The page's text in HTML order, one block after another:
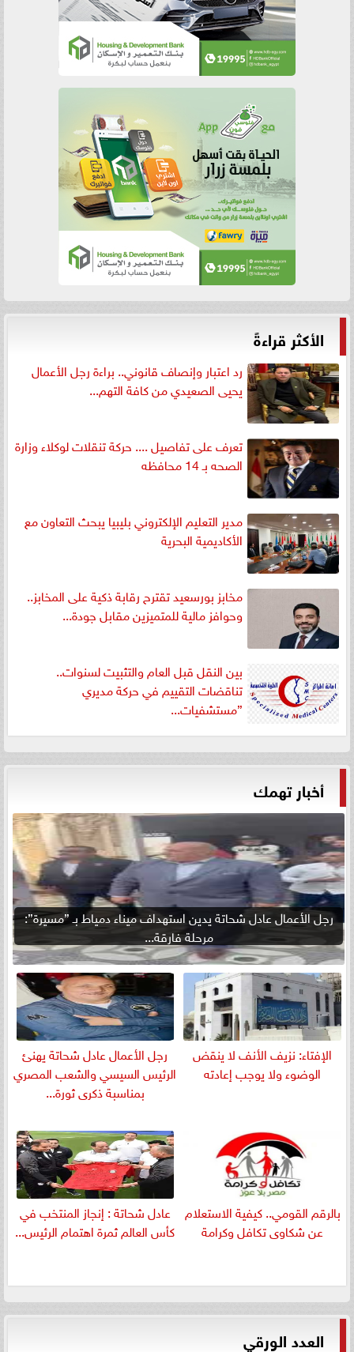
الأكثر قراءةً
رد اعتبار وإنصاف قانوني.. براءة رجل الأعمال
يحيى الصعيدي من كافة التهم...
تعرف على تفاصيل .... حركة تنقلات لوكلاء وزارة
الصحه بـ 14 محافظه
مدير التعليم الإلكتروني بليبيا يبحث التعاون مع
الأكاديمية البحرية
مخابز بورسعيد تقترح رقابة ذكية على المخابز..
وحوافز مالية للمتميزين مقابل جودة...
بين النقل قبل العام والتثبيت لسنوات..
تناقضات التقييم في حركة مديري
”مستشفيات...
أخبار تهمك
رجل الأعمال عادل شحاتة يدين استهداف ميناء دمياط بـ ”مسيرة”:
مرحلة فارقة...
الإفتاء: نزيف الأنف لا ينقض
الوضوء ولا يوجب إعادته
رجل الأعمال عادل شحاتة يهنئ
الرئيس السيسي والشعب المصري
بمناسبة ذكرى ثورة...
بالرقم القومي.. كيفية الاستعلام
عن شكاوى تكافل وكرامة
عادل شحاتة : إنجاز المنتخب في
كأس العالم ثمرة اهتمام الرئيس...
العدد الورقي